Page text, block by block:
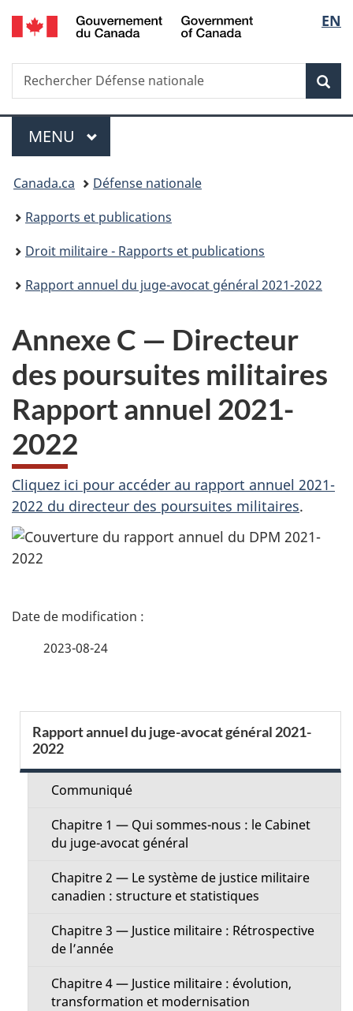
Passer
au
principal
Passer
à
Au
du
Passer
au
de
section
Passer
à
version
simplifiée
de
la
EN
Recherche
Rechercher
Défense
Menu
MENU PRINCIPAL
Vous
êtes
ici :
Canada.ca
Défense nationale
Rapports et publications
Droit militaire - Rapports et publications
Rapport annuel du juge-avocat général 2021-2022
Annexe C — Directeur
des poursuites militaires
Rapport annuel 2021-
2022
Cliquez ici pour accéder au rapport annuel 2021-
2022 du directeur des poursuites militaires.
D
a
2023-08-24
e
Rapport annuel du juge-avocat général 2021-
2022
Communiqué
Chapitre 1 — Qui sommes-nous : le Cabinet
du juge-avocat général
Chapitre 2 — Le système de justice militaire
canadien : structure et statistiques
Chapitre 3 — Justice militaire : Rétrospective
de l’année
Chapitre 4 — Justice militaire : évolution,
transformation et modernisation